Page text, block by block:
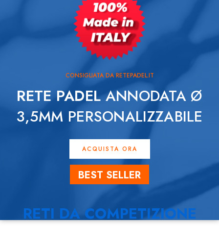
CONSIGLIATA DA RETEPADEL.IT
RETE PADELANNODATA Ø
3,5MM PERSONALIZZABILE
ACQUISTA ORA
BEST SELLER
RETI DA COMPETIZIONE